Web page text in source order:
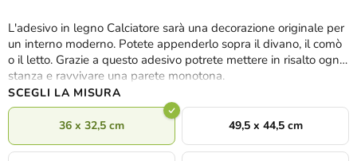
L'adesivo in legno Calciatore sarà una decorazione originale per
un interno moderno. Potete appenderlo sopra il divano, il comò
o il letto. Grazie a questo adesivo potrete mettere in risalto ogni
stanza e ravvivare una parete monotona.
SCEGLI LA MISURA
36 x 32,5 cm 49,5 x 44,5 cm